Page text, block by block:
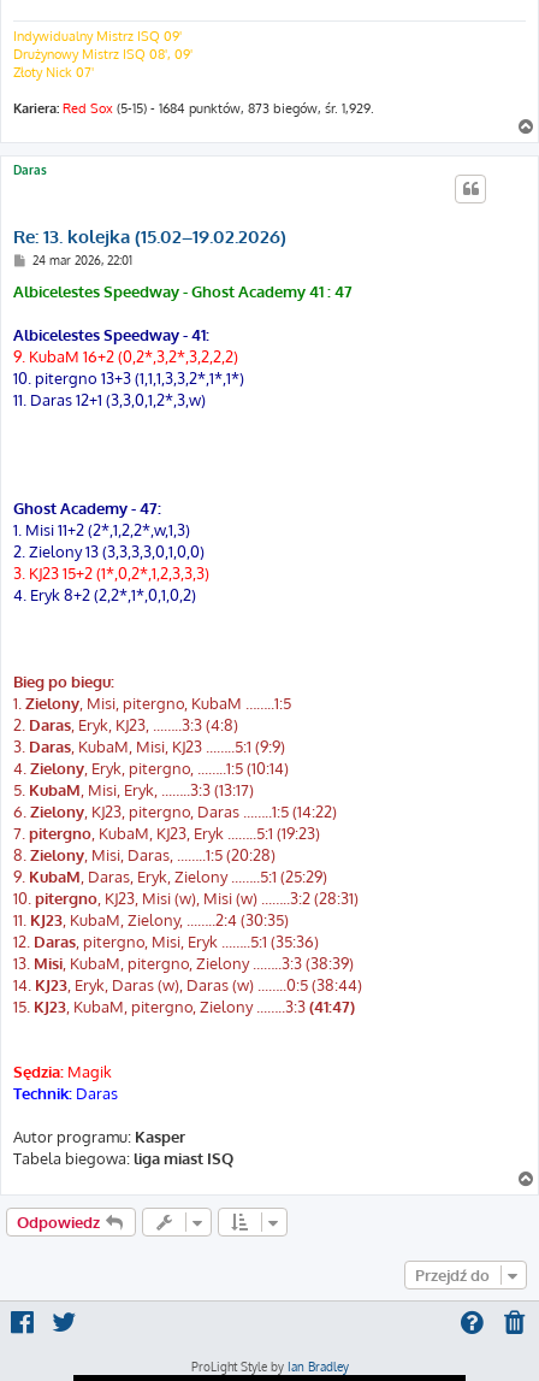
Indywidualny Mistrz ISQ 09'
Drużynowy Mistrz ISQ 08', 09'
Złoty Nick 07'
Kariera: Red Sox (5-15) - 1684 punktów, 873 biegów, śr. 1,929.
Daras
Re: 13. kolejka (15.02–19.02.2026)
P
s
t
24 mar 2026, 22:01
Albicelestes Speedway - Ghost Academy 41 : 47
Albicelestes Speedway - 41:
9. KubaM 16+2 (0,2*,3,2*,3,2,2,2)
10. pitergno 13+3 (1,1,1,3,3,2*,1*,1*)
11. Daras 12+1 (3,3,0,1,2*,3,w)
Ghost Academy - 47:
1. Misi 11+2 (2*,1,2,2*,w,1,3)
2. Zielony 13 (3,3,3,3,0,1,0,0)
3. KJ23 15+2 (1*,0,2*,1,2,3,3,3)
4. Eryk 8+2 (2,2*,1*,0,1,0,2)
Bieg po biegu:
1. Zielony , Misi, pitergno, KubaM ……..1:5
2. Daras , Eryk, KJ23, ...…..3:3 (4:8)
3. Daras , KubaM, Misi, KJ23 ...…..5:1 (9:9)
4. Zielony , Eryk, pitergno, ...…..1:5 (10:14)
5. KubaM , Misi, Eryk, ...…..3:3 (13:17)
6. Zielony , KJ23, pitergno, Daras ...…..1:5 (14:22)
7. pitergno , KubaM, KJ23, Eryk ...…..5:1 (19:23)
8. Zielony , Misi, Daras, ...…..1:5 (20:28)
9. KubaM , Daras, Eryk, Zielony ...…..5:1 (25:29)
10. pitergno , KJ23, Misi (w), Misi (w) ...…..3:2 (28:31)
11. KJ23 , KubaM, Zielony, ...…..2:4 (30:35)
12. Daras , pitergno, Misi, Eryk ...…..5:1 (35:36)
13. Misi , KubaM, pitergno, Zielony ...…..3:3 (38:39)
14. KJ23 , Eryk, Daras (w), Daras (w) ...…..0:5 (38:44)
15. KJ23 , KubaM, pitergno, Zielony ...…..3:3(41:47)
Sędzia: Magik
Technik: Daras
Autor programu: Kasper
Tabela biegowa:liga miast ISQ
Odpowiedz
Przejdź do
ProLight Style by Ian Bradley